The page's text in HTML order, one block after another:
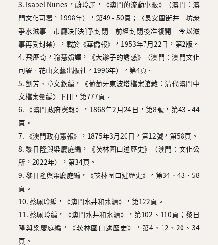
3. Isabel Nunes，蔚玲譯，《澳門的流動小販》（澳門：澳
門文化司署，1998年），第49 - 50頁；〈長安圍街井 坊衆
爭水滋事 市廳决[決]予封閉 前經封閉後准復開 今以滋
事再受封禁〉，載於《華僑報》，1953年7月22日，第2版。
4. 飛歷奇，喻慧娟譯，《大辮子的誘惑》（澳門：澳門文化
司署、花山文藝出版社，1996年），第4頁。
5. 劉芳、章文欽編，《葡萄牙東波塔檔案館藏：清代澳門中
文檔案彙編》下冊，第777頁。
6. 《澳門政府憲報》，1868年2月24日，第8號，第43 - 44
頁。
7. 《澳門政府憲報》，1875年3月20日，第12號，第58頁。
8. 黎日隆與梁慶庭編，《茨林圍口述歷史》（澳門：文化公
所，2022年），第34頁。
9. 黎日隆與梁慶庭編，《茨林圍口述歷史》，第34、48、58
頁。
10. 蔡珮玲編，《澳門水井和水源》，第122頁。
11. 蔡珮玲編，《澳門水井和水源》，第102、110頁；黎日
隆與梁慶庭編，《茨林圍口述歷史》，第4、12、20、34
頁。